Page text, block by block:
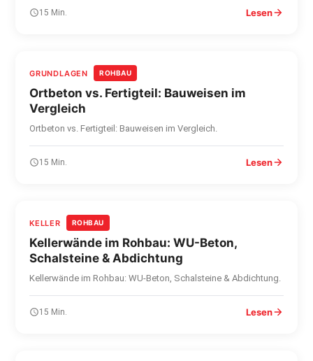
15 Min. Lesen
GRUNDLAGEN ROHBAU
Ortbeton vs. Fertigteil: Bauweisen im
Vergleich
Ortbeton vs. Fertigteil: Bauweisen im Vergleich.
15 Min. Lesen
KELLER ROHBAU
Kellerwände im Rohbau: WU-Beton,
Schalsteine & Abdichtung
Kellerwände im Rohbau: WU-Beton, Schalsteine & Abdichtung.
15 Min. Lesen